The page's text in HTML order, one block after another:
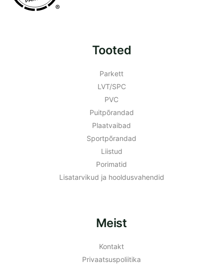
®
Tooted
Parkett
LVT/SPC
PVC
Puitpõrandad
Plaatvaibad
Sportpõrandad
Liistud
Porimatid
Lisatarvikud ja hooldusvahendid
Meist
Kontakt
Privaatsuspoliitika